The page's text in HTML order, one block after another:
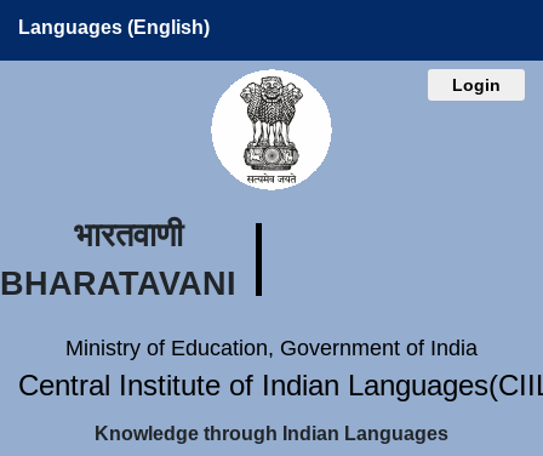
Languages (English)
Login
भारतवाणी
BHARATAVANI
Ministry of Education, Government of India
Central Institute of Indian
Knowledge through Indian Languages